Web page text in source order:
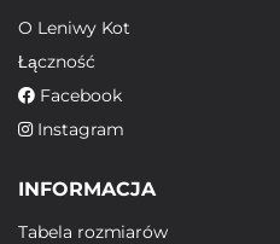
O Leniwy Kot
Łączność
Facebook
Instagram
INFORMACJA
Tabela rozmiarów